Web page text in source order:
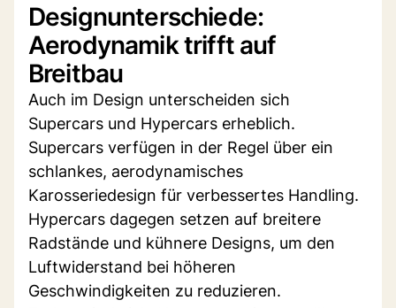
Designunterschiede:
Aerodynamik trifft auf
Breitbau
Auch im Design unterscheiden sich
Supercars und Hypercars erheblich.
Supercars verfügen in der Regel über ein
schlankes, aerodynamisches
Karosseriedesign für verbessertes Handling.
Hypercars dagegen setzen auf breitere
Radstände und kühnere Designs, um den
Luftwiderstand bei höheren
Geschwindigkeiten zu reduzieren.